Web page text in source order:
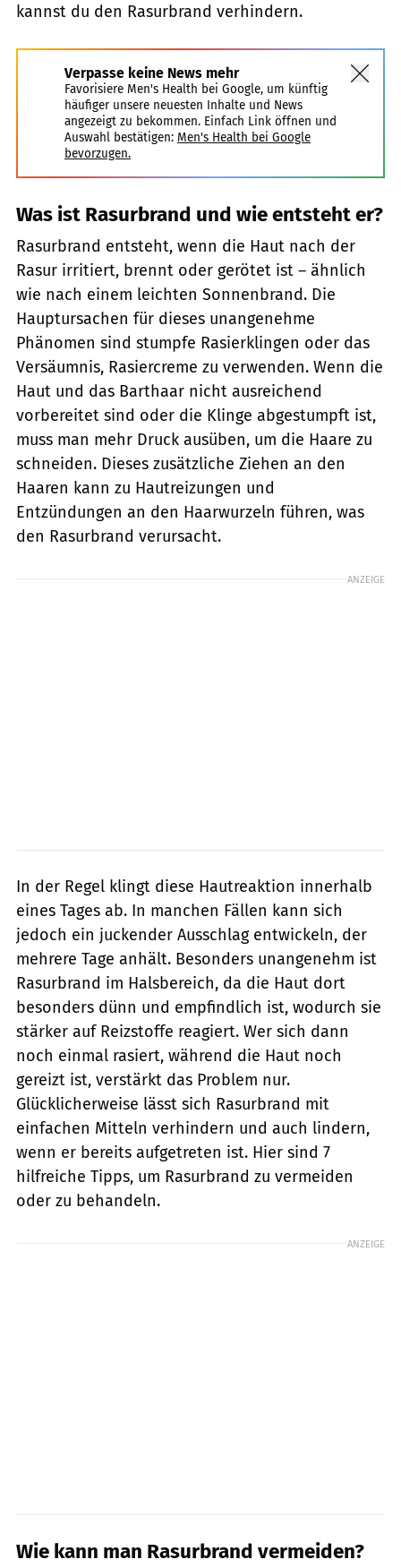
kannst du den Rasurbrand verhindern.
Verpasse keine News mehr
Favorisiere Men's Health bei Google, um künftig
häufiger unsere neuesten Inhalte und News
angezeigt zu bekommen. Einfach Link öffnen und
Auswahl bestätigen: Men's Health bei Google
bevorzugen.
Was ist Rasurbrand und wie entsteht er?
Rasurbrand entsteht, wenn die Haut nach der
Rasur irritiert, brennt oder gerötet ist – ähnlich
wie nach einem leichten Sonnenbrand. Die
Hauptursachen für dieses unangenehme
Phänomen sind stumpfe Rasierklingen oder das
Versäumnis, Rasiercreme zu verwenden. Wenn die
Haut und das Barthaar nicht ausreichend
vorbereitet sind oder die Klinge abgestumpft ist,
muss man mehr Druck ausüben, um die Haare zu
schneiden. Dieses zusätzliche Ziehen an den
Haaren kann zu Hautreizungen und
Entzündungen an den Haarwurzeln führen, was
den Rasurbrand verursacht.
ANZEIGE
In der Regel klingt diese Hautreaktion innerhalb
eines Tages ab. In manchen Fällen kann sich
jedoch ein juckender Ausschlag entwickeln, der
mehrere Tage anhält. Besonders unangenehm ist
Rasurbrand im Halsbereich, da die Haut dort
besonders dünn und empfindlich ist, wodurch sie
stärker auf Reizstoffe reagiert. Wer sich dann
noch einmal rasiert, während die Haut noch
gereizt ist, verstärkt das Problem nur.
Glücklicherweise lässt sich Rasurbrand mit
einfachen Mitteln verhindern und auch lindern,
wenn er bereits aufgetreten ist. Hier sind 7
hilfreiche Tipps, um Rasurbrand zu vermeiden
oder zu behandeln.
ANZEIGE
Wie kann man Rasurbrand vermeiden?